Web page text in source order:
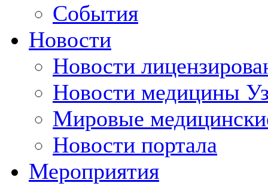
События
Новости
Новости
Новости медицины
Мировые
Новости портала
Мероприятия